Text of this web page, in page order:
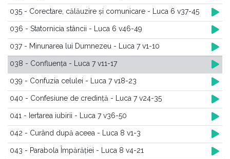
035 - Corectare, călăuzire și comunicare - Luca 6 v37-45
036 - Statornicia stâncii - Luca 6 v46-49
037 - Minunarea lui Dumnezeu - Luca 7 v1-10
038 - Confluența - Luca 7 v11-17
039 - Confuzia celulei - Luca 7 v18-23
040 - Confesiune de credință - Luca 7 v24-35
041 - Iertarea iubirii - Luca 7 v36-50
042 - Curând după aceea - Luca 8 v1-3
043 - Parabola Împărăției - Luca 8 v4-21